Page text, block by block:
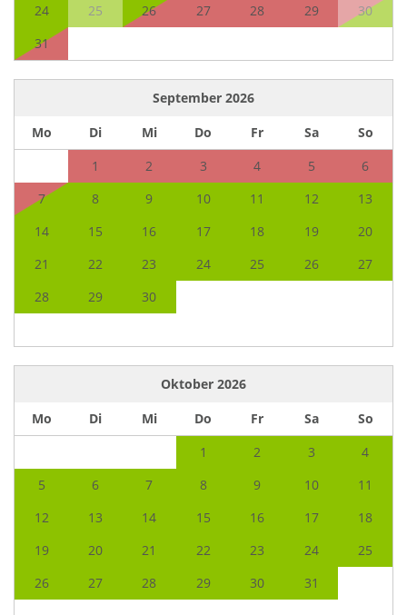
24
25 26 27 28 29
30
31
September 2026
Mo
Di Mi Do Fr Sa
So
1
2 3 4 5
6
7
8 9 10 11 12
13
14
15 16 17 18 19
20
21
22 23 24 25 26
27
28
29 30
Oktober 2026
Mo
Di Mi Do Fr Sa
So
1
2 3
4
5
6 7 8 9 10
11
12
13 14 15 16 17
18
19
20 21 22 23 24
25
26
27 28 29 30 31